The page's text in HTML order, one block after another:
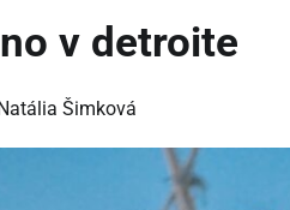
v detroite
Šimková